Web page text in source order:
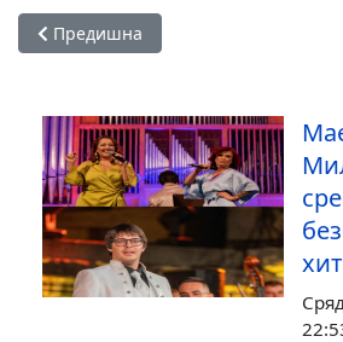
Предишна статия: 88 автори
Предишна